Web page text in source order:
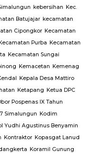
kebersihan Kec.
Batujajar kecamatan
Cipongkor Kecamatan
Purba Kecamatan
Kecamatan Sungai
Kemacetan Kemenag
Kepala Desa Mattiro
Ketapang Ketua DPC
Pospenas IX Tahun
Simalungun Kodim
Yudhi Agustinus Benyamin
Kontraktor Kopasgat Lanud
Koramil Gunung